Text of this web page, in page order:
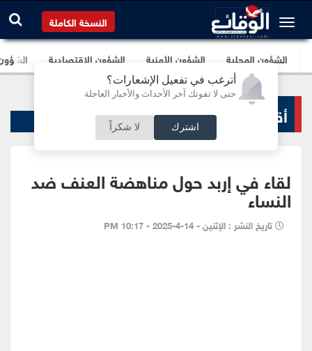
أترغب في تفعيل الإشعارات؟
حتى لا تفوتك آخر الأحداث والأخبار العاجلة
اشترك لا شكراً
النسخة الكاملة
الشؤون المحلية الشؤون الأمنية الشؤون الإقتصادية
أقاليم و محافظات
لقاء في إربد حول مناهضة العنف ضد
النساء
تاريخ النشر : الإثنين - 14-4-2025 - 10:17 PM